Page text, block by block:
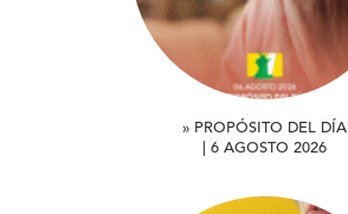
» PROPÓSITO DEL DÍA
| 6 AGOSTO 2026